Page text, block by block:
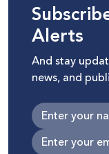
Alerts
And stay
news, and